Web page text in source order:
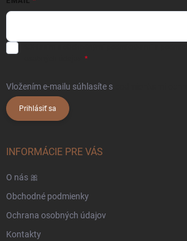
Vložením e-mailu súhlasíte s
Prihlásiť sa
INFORMÁCIE PRE VÁS
O nás 🎀
Obchodné podmienky
Ochrana osobných údajov
Kontakty